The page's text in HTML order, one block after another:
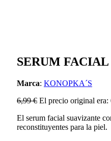
SERUM
Marca: KONOPKA´S
6,99€ El precio original era:
El serum facial suavizante
reconstituyentes para la piel.